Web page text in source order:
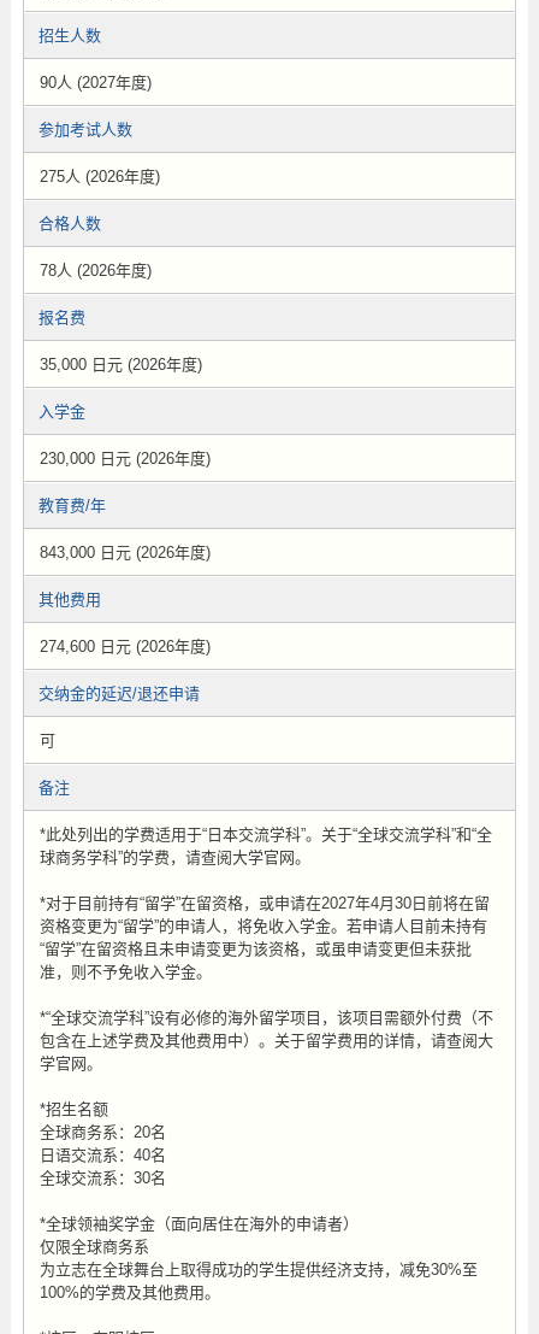
招生人数
90人 (2027年度)
参加考试人数
275人 (2026年度)
合格人数
78人 (2026年度)
报名费
35,000 日元 (2026年度)
入学金
230,000 日元 (2026年度)
教育费/年
843,000 日元 (2026年度)
其他费用
274,600 日元 (2026年度)
交纳金的延迟/退还申请
可
备注
*此处列出的学费适用于“日本交流学科”。关于“全球交流学科”和“全
球商务学科”的学费，请查阅大学官网。
*对于目前持有“留学”在留资格，或申请在2027年4月30日前将在留
资格变更为“留学”的申请人，将免收入学金。若申请人目前未持有
“留学”在留资格且未申请变更为该资格，或虽申请变更但未获批
准，则不予免收入学金。
*“全球交流学科”设有必修的海外留学项目，该项目需额外付费（不
包含在上述学费及其他费用中）。关于留学费用的详情，请查阅大
学官网。
*招生名额
全球商务系：20名
日语交流系：40名
全球交流系：30名
*全球领袖奖学金（面向居住在海外的申请者）
仅限全球商务系
为立志在全球舞台上取得成功的学生提供经济支持，减免30%至
100%的学费及其他费用。